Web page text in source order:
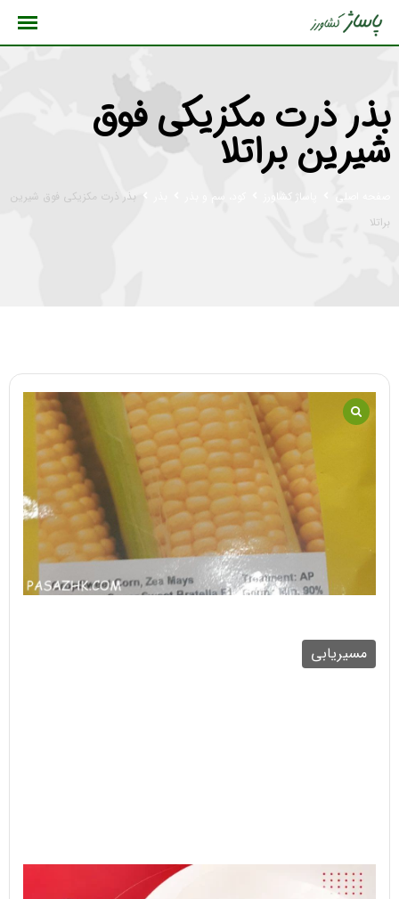
پرش
بذر ذرت مکزیکی فوق
شیرین براتلا
صفحه اصلی پاساژ کشاورز کود، سم و بذر
بذر ذرت مکزیکی فوق شیرین
براتلا
مسیریابی